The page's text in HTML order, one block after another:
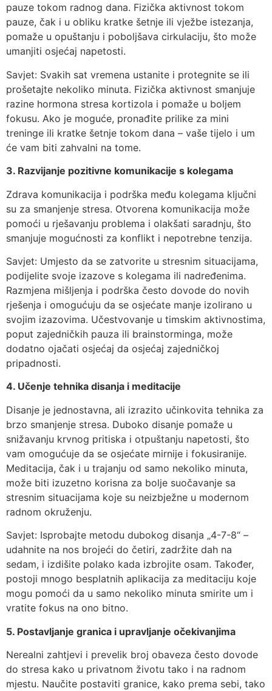
pauze tokom radnog dana. Fizička aktivnost tokom
pauze, čak i u obliku kratke šetnje ili vježbe istezanja,
pomaže u opuštanju i poboljšava cirkulaciju, što može
umanjiti osjećaj napetosti.
Savjet: Svakih sat vremena ustanite i protegnite se ili
prošetajte nekoliko minuta. Fizička aktivnost smanjuje
razine hormona stresa kortizola i pomaže u boljem
fokusu. Ako je moguće, pronađite prilike za mini
treninge ili kratke šetnje tokom dana – vaše tijelo i um
će vam biti zahvalni na tome.
3. Razvijanje pozitivne komunikacije s kolegama
Zdrava komunikacija i podrška među kolegama ključni
su za smanjenje stresa. Otvorena komunikacija može
pomoći u rješavanju problema i olakšati saradnju, što
smanjuje mogućnosti za konflikt i nepotrebne tenzija.
Savjet: Umjesto da se zatvorite u stresnim situacijama,
podijelite svoje izazove s kolegama ili nadređenima.
Razmjena mišljenja i podrška često dovode do novih
rješenja i omogućuju da se osjećate manje izolirano u
svojim izazovima. Učestvovanje u timskim aktivnostima,
poput zajedničkih pauza ili brainstorminga, može
dodatno ojačati osjećaj da osjećaj zajedničkoj
pripadnosti.
4. Učenje tehnika disanja i meditacije
Disanje je jednostavna, ali izrazito učinkovita tehnika za
brzo smanjenje stresa. Duboko disanje pomaže u
snižavanju krvnog pritiska i otpuštanju napetosti, što
vam omogućuje da se osjećate mirnije i fokusiranije.
Meditacija, čak i u trajanju od samo nekoliko minuta,
može biti izuzetno korisna za bolje suočavanje sa
stresnim situacijama koje su neizbježne u modernom
radnom okruženju.
Savjet: Isprobajte metodu dubokog disanja „4-7-8“ –
udahnite na nos brojeći do četiri, zadržite dah na
sedam, i izdišite polako kada izbrojite osam. Također,
postoji mnogo besplatnih aplikacija za meditaciju koje
mogu pomoći da u samo nekoliko minuta smirite um i
vratite fokus na ono bitno.
5. Postavljanje granica i upravljanje očekivanjima
Nerealni zahtjevi i prevelik broj obaveza često dovode
do stresa kako u privatnom životu tako i na radnom
mjestu. Naučite postaviti granice, kako prema sebi, tako